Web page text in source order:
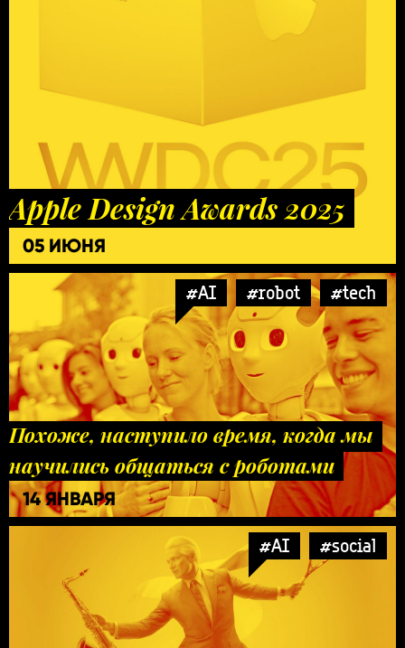
Apple Design Awards 2025
05 ИЮНЯ
#AI #robot #tech
Похоже, наступило время, когда мы
научились общаться с роботами
14 ЯНВАРЯ
#AI #social